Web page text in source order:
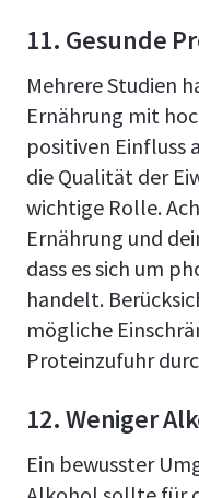
11. Gesunde
Mehrere Studien
Ernährung mit
positiven Einfluss
die Qualität der
wichtige Rolle.
Ernährung und
dass es sich um
handelt.
mögliche
Proteinzufuhr
12. Weniger
Ein bewusster